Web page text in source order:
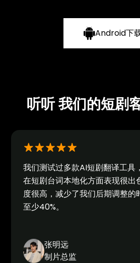
Android下
听听 我们的短剧
我们测试过多款AI短剧翻译工具
在短剧台词本地化方面表现很出
度很高，减少了我们后期调整的
至少40%。
张明远
制片总监